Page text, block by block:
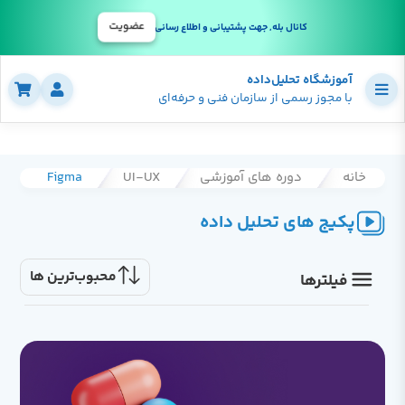
کانال بله, جهت پشتیبانی و اطلاع رسانی عضویت
آموزشگاه تحلیل‌داده
با مجوز رسمی از سازمان فنی و حرفه‌ای
خانه دوره های آموزشی UI-UX
Figma
پکیج های تحلیل داده
فیلترها محبوب‌ترین ها